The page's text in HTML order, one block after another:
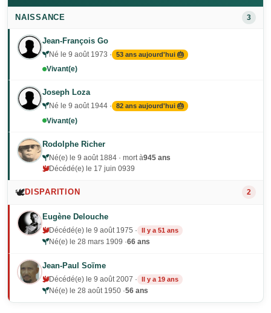
NAISSANCE 3
Jean-François Go
Né le 9 août 1973 · 53 ans aujourd'hui 🎂
Vivant(e)
Joseph Loza
Né le 9 août 1944 · 82 ans aujourd'hui 🎂
Vivant(e)
Rodolphe Richer
Né(e) le 9 août 1884 · mort à945 ans
Décédé(e) le 17 juin 0939
🕊️DISPARITION 2
Eugène Delouche
Décédé(e) le 9 août 1975 · Il y a 51 ans
Né(e) le 28 mars 1909 ·66 ans
Jean-Paul Soïme
Décédé(e) le 9 août 2007 · Il y a 19 ans
Né(e) le 28 août 1950 ·56 ans